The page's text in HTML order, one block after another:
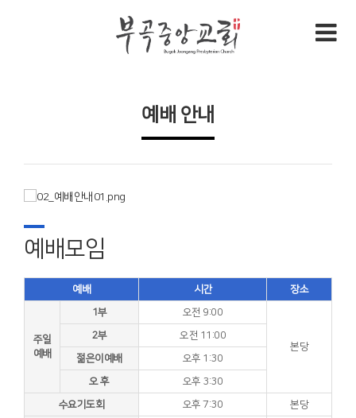
예배 안내
예배모임
예배 시간 장소
주일
예배
1부 오전 9:00
본당
2부 오전 11:00
젊은이예배 오후 1:30
오 후 오후 3:30
수요기도회 오후 7:30 본당